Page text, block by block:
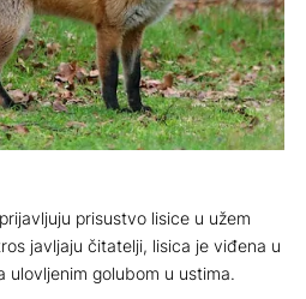
prisustvo lisice u užem
javljaju čitatelji, lisica je viđena u
ulovljenim golubom u ustima.